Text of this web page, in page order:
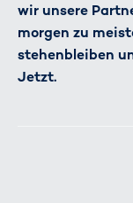
wir unsere
morgen zu
stehenbleiben
Jetzt.